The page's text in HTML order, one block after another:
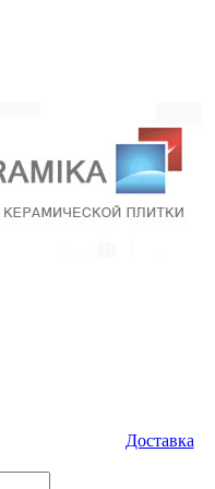
Доставка